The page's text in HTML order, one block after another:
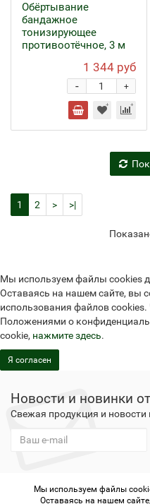
Обёртывание
бандажное
тонизирующее
противоотёчное, 3 м
1 344 руб
+
-
1 2 > >|
Мы используем файлы cookies
Оставаясь на нашем сайте, вы
использования файлов
Положениями о
cookie, нажмите здесь.
Я согласен
Новости и новинки
Свежая продукция и новости
Не является
Мы используем файлы
Оставаясь на нашем